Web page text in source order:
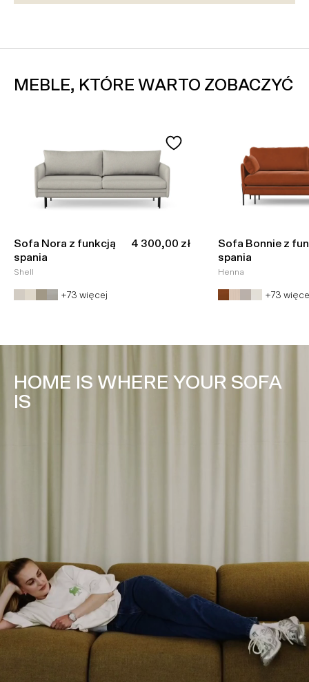
MEBLE, KTÓRE WARTO ZOBACZYĆ
Sofa Nora z funkcją
spania
Cena promocyjna
4 300,00 zł
Shell
+73 więcej
Sofa Bonnie z
spania
Henna
+73
HOME IS WHERE YOUR SOFA
IS